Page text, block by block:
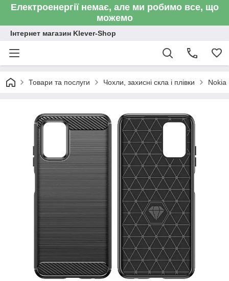
Електроенергії немає, але ми робимо все, що
можемо
Інтернет магазин Klever-Shop
Товари та послуги Чохли, захисні скла і плівки Nokia